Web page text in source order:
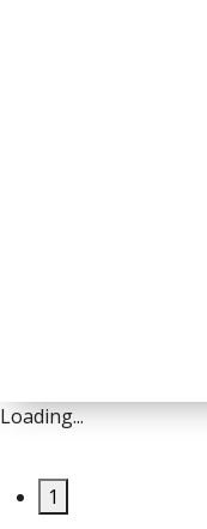
Loading...
1